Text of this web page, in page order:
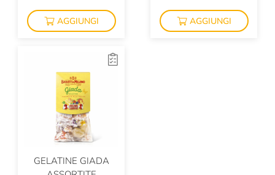
AGGIUNGI AGGIUNGI
GELATINE GIADA